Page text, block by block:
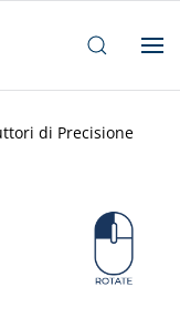
di Precisione